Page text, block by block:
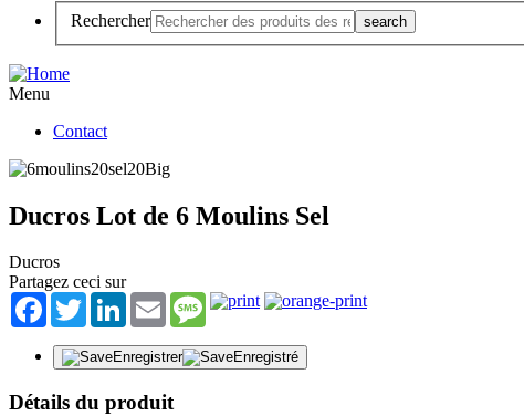
Rechercher
Menu
Contact
Ducros Lot de 6 Moulins Sel
Ducros
Partagez ceci sur
Facebook
TwitterLinkedInEmail Message
Enregistrer Enregistré
Détails du produit